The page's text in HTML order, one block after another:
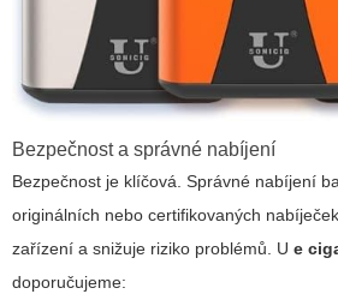
Bezpečnost a správné nabíjení
Bezpečnost je klíčová. Správné nabíjení
originálních nebo certifikovaných
zařízení a snižuje riziko problémů. U e
doporučujeme: